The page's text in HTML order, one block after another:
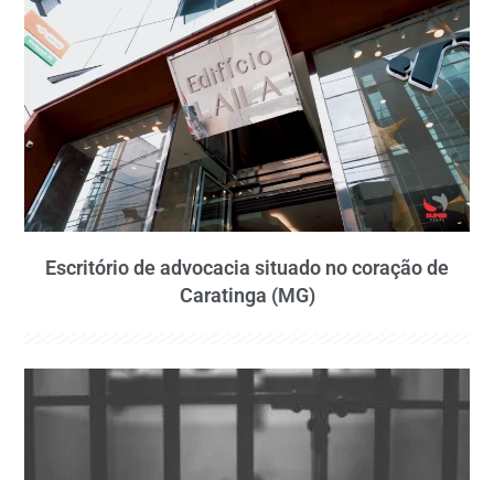
Escritório de advocacia situado no coração de
Caratinga (MG)